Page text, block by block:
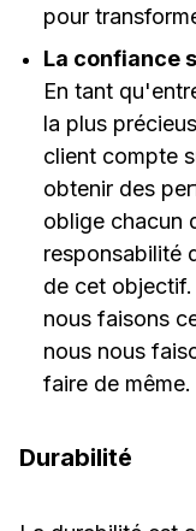
pour
La confiance
En tant
la plus
client compte
obtenir des
oblige chacun
responsabilité
de cet
nous faisons
nous nous
faire de même.
Durabilité